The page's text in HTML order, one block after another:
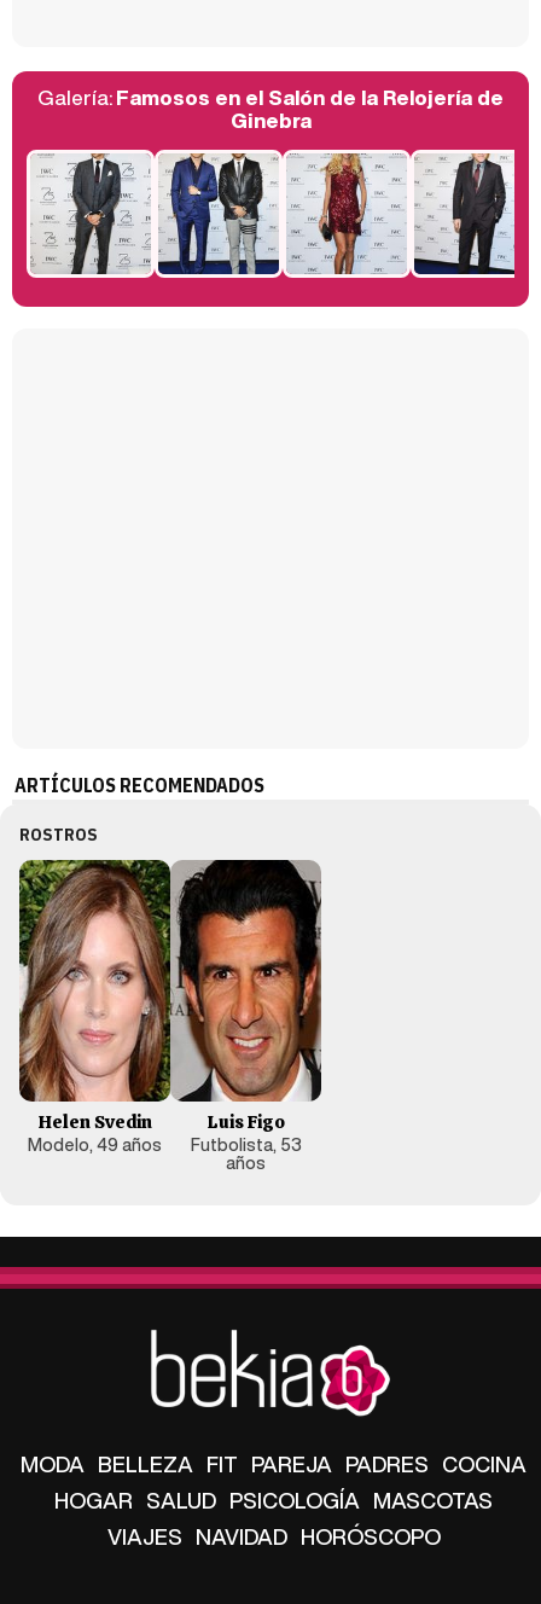
Belén Esteban: "Estoy emocionada, muy contenta y muy feliz por llegar a RTVE"
Manu Baqueiro: "Tuve como referente a Bruce Willis en 'Luz de Luna' para mi trabajo en la serie 'Perdiendo el juicio'"
Galería:Famosos en el Salón de la Relojería de
Ginebra
ARTÍCULOS RECOMENDADOS
ROSTROS
Helen Svedin
Modelo, 49 años
Luis Figo
Futbolista, 53
años
MODA BELLEZA FIT PAREJA PADRES COCINA
HOGAR SALUD PSICOLOGÍA MASCOTAS
VIAJES NAVIDAD HORÓSCOPO